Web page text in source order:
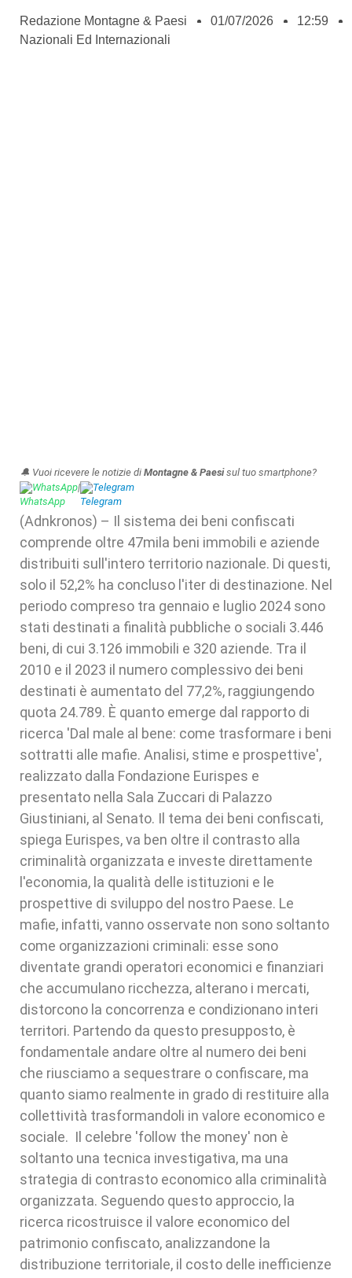
Redazione Montagne & Paesi 01/07/2026
12:59
Nazionali Ed Internazionali
🔔 Vuoi ricevere le notizie di Montagne & Paesisul tuo smartphone?
WhatsApp| Telegram
(Adnkronos) – Il sistema dei beni confiscati
comprende oltre 47mila beni immobili e aziende
distribuiti sull'intero territorio nazionale. Di questi,
solo il 52,2% ha concluso l'iter di destinazione. Nel
periodo compreso tra gennaio e luglio 2024 sono
stati destinati a finalità pubbliche o sociali 3.446
beni, di cui 3.126 immobili e 320 aziende. Tra il
2010 e il 2023 il numero complessivo dei beni
destinati è aumentato del 77,2%, raggiungendo
quota 24.789. È quanto emerge dal rapporto di
ricerca 'Dal male al bene: come trasformare i beni
sottratti alle mafie. Analisi, stime e prospettive',
realizzato dalla Fondazione Eurispes e
presentato nella Sala Zuccari di Palazzo
Giustiniani, al Senato. Il tema dei beni confiscati,
spiega Eurispes, va ben oltre il contrasto alla
criminalità organizzata e investe direttamente
l'economia, la qualità delle istituzioni e le
prospettive di sviluppo del nostro Paese. Le
mafie, infatti, vanno osservate non sono soltanto
come organizzazioni criminali: esse sono
diventate grandi operatori economici e finanziari
che accumulano ricchezza, alterano i mercati,
distorcono la concorrenza e condizionano interi
territori. Partendo da questo presupposto, è
fondamentale andare oltre al numero dei beni
che riusciamo a sequestrare o confiscare, ma
quanto siamo realmente in grado di restituire alla
collettività trasformandoli in valore economico e
sociale. Il celebre 'follow the money' non è
soltanto una tecnica investigativa, ma una
strategia di contrasto economico alla criminalità
organizzata. Seguendo questo approccio, la
ricerca ricostruisce il valore economico del
patrimonio confiscato, analizzandone la
distribuzione territoriale, il costo delle inefficienze